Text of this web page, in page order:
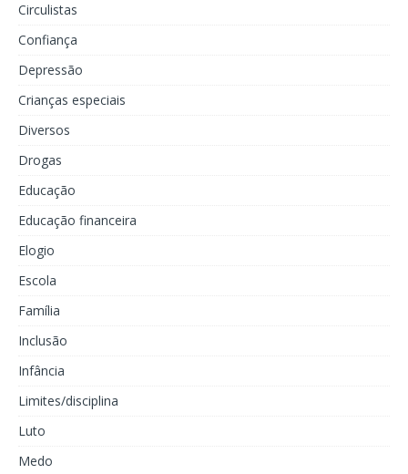
Circulistas
Confiança
Depressão
Crianças especiais
Diversos
Drogas
Educação
Educação financeira
Elogio
Escola
Família
Inclusão
Infância
Limites/disciplina
Luto
Medo